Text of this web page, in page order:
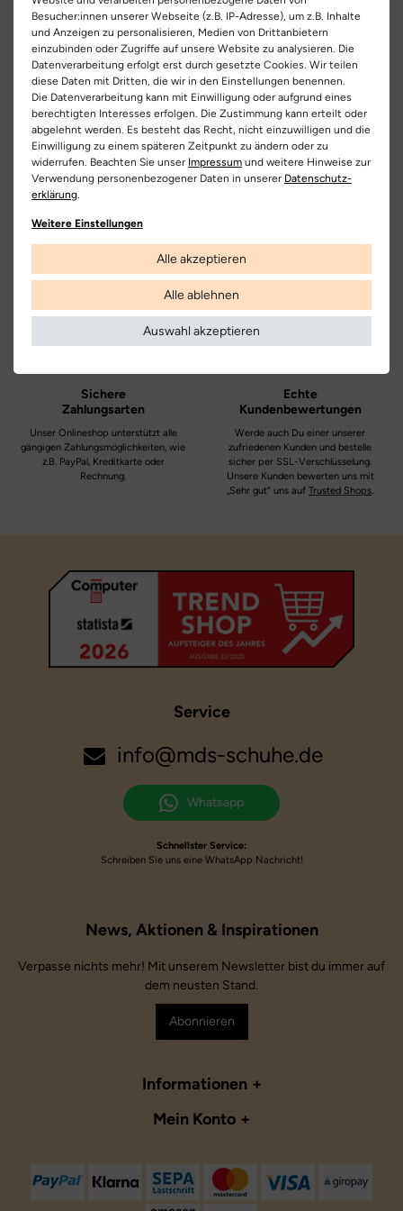
markentypischer Schnürung
- Lammfellfutter bietet maximalen Tragekomfort und kuschelige
Wärme
- die Plateausohle ermöglicht ein perfektes Abrollen und die
optimale Dämpfung
Wichtiger Hinweis zur SchnürungDie Schnürung an deinen
INUIKII-Schuhen ist dekorativ und nicht dafür gedacht, den
Schuh enger zu ziehen. Bitte zieh die Schnürung nicht fest, da
sind so designt, dass sie durch ihre Passform angenehm und
sicher sitzen.
Danke für dein Verständnis und viel Freude mit deinen neuen
Artikel-ID: 31492
Artikel-Nr.: 262200004
Schuhart: Schneeboots
Bezeichnung: Classic Low Platform Boot
Obermaterial: Nubukleder
Innenfutter:
Decksohle: Lammfell
Laufsohle: Gummi
Farbe: braun
Verschluss: Zipper Verschluss
EU Verantwortlicher
INUIKII AG
Binzstrasse 29, 8045 Zürich, Schweiz
Hersteller
Inuikii
Teilen
Kostenlose
Lieferung
Die Lieferung innerhalb Deutschlands
versandkostenfrei und erfolgt mit
DHL.
Wir verkaufen nur Origininalprodukte,
die direkt vom Hersteller bezogen
werden, in unseren Regalen liegen und
Sichere
Zahlungsarten
Unser Onlineshop unterstützt alle
gängigen Zahlungsmöglichkeiten, wie
z.B. PayPal, Kreditkarte oder
Rechnung.
Echte
Kundenbewertungen
Werde auch Du einer unserer
zufriedenen Kunden und bestelle
sicher per SSL-Verschlüsselung.
Unsere Kunden bewerten uns mit
„Sehr gut“ uns auf Trusted Shops.
Service
info@mds-schuhe.de
Whatsapp
Schnellster Service:
Schreiben Sie uns eine WhatsApp Nachricht!
Informationen
Mein Konto
Verpasse nichts mehr! Mit unserem Newsletter bist du immer auf
dem neusten Stand.
Abonnieren
Besucher:innen unserer Webseite (z.B. IP-Adresse), um z.B. Inhalte
und Anzeigen zu personalisieren, Medien von Drittanbietern
einzubinden oder Zugriffe auf unsere Website zu analysieren. Die
Datenverarbeitung erfolgt erst durch gesetzte Cookies. Wir teilen
diese Daten mit Dritten, die wir in den Einstellungen benennen.
Die Datenverarbeitung kann mit Einwilligung oder aufgrund eines
berechtigten Interesses erfolgen. Die Zustimmung kann erteilt oder
abgelehnt werden. Es besteht das Recht, nicht einzuwilligen und die
Einwilligung zu einem späteren Zeitpunkt zu ändern oder zu
widerrufen. Beachten Sie unser Impressum und weitere Hinweise zur
Verwendung personenbezogener Daten in unserer Daten­schutz­
erklärung
Weitere Einstellungen
Alle akzeptieren
Alle ablehnen
Auswahl akzeptieren